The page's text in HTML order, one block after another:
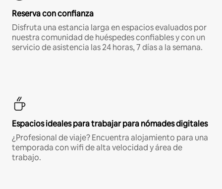
Reserva con confianza
Disfruta una estancia larga en espacios evaluados por
nuestra comunidad de huéspedes confiables y con un
servicio de asistencia las 24 horas, 7 días a la semana.
Espacios ideales para trabajar para nómades digitales
¿Profesional de viaje? Encuentra alojamiento para una
temporada con wifi de alta velocidad y área de
trabajo.